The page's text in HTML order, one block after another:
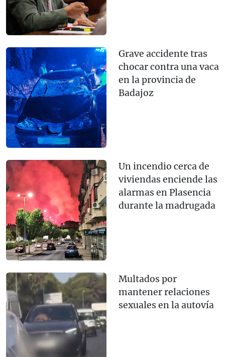
Grave accidente tras
chocar contra una vaca
en la provincia de
Badajoz
Un incendio cerca de
viviendas enciende las
alarmas en Plasencia
durante la madrugada
Multados por
mantener relaciones
sexuales en la autovía